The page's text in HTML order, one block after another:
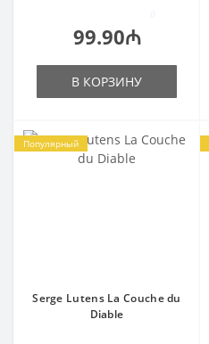
99.90₼
В КОРЗИНУ
Популярный
Serge Lutens La Couche du
Diable